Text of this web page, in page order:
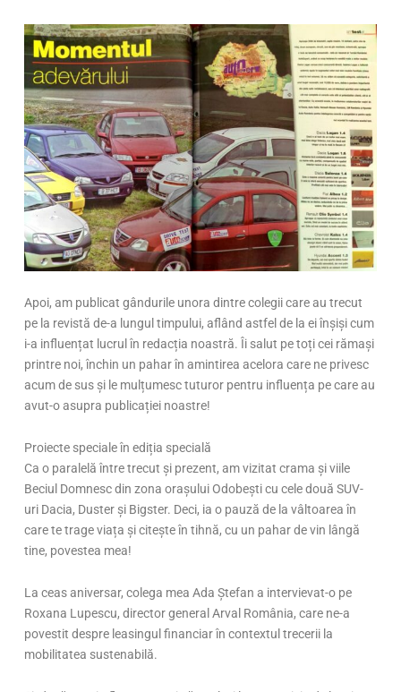
Apoi, am publicat gândurile unora dintre colegii care au trecut
pe la revistă de-a lungul timpului, aflând astfel de la ei înșiși cum
i-a influențat lucrul în redacția noastră. Îi salut pe toți cei rămași
printre noi, închin un pahar în amintirea acelora care ne privesc
acum de sus și le mulțumesc tuturor pentru influența pe care au
avut-o asupra publicației noastre!
Proiecte speciale în ediția specială
Ca o paralelă între trecut și prezent, am vizitat crama și viile
Beciul Domnesc din zona orașului Odobești cu cele două SUV-
uri Dacia, Duster și Bigster. Deci, ia o pauză de la vâltoarea în
care te trage viața și citește în tihnă, cu un pahar de vin lângă
tine, povestea mea!
La ceas aniversar, colega mea Ada Ștefan a intervievat-o pe
Roxana Lupescu, director general Arval România, care ne-a
povestit despre leasingul financiar în contextul trecerii la
mobilitatea sustenabilă.